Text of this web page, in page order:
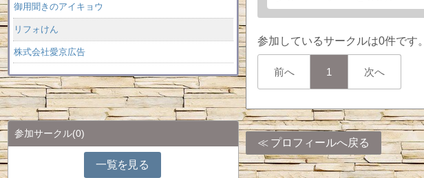
参加しているサークルは0件です。
前へ 1 次へ
プロフィールへ戻る
御用聞きのアイキョウ
リフォけん
株式会社愛京広告
参加サークル(0)
一覧を見る